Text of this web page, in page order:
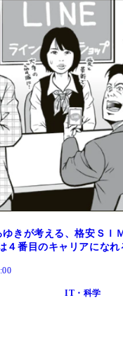
きが考える、格安ＳＩ
４番目のキャリアになれ
IT・科学